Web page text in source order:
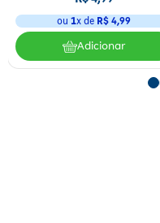
ou1x de R$ 4,99
Adicionar